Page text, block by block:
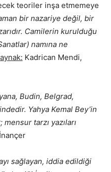
teoriler inşa etmemeye
bir nazariye değil, bir
Camilerin kurulduğu
namına ne
Kadrican Mendi,
Budin, Belgrad,
Yahya Kemal Bey’in
tarzı yazıları
sağlayan, iddia edildiği